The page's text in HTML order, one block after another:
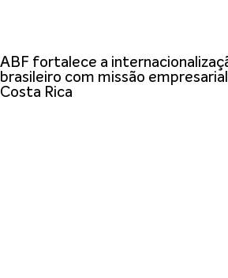
ABF fortalece a
brasileiro com missão
Costa Rica